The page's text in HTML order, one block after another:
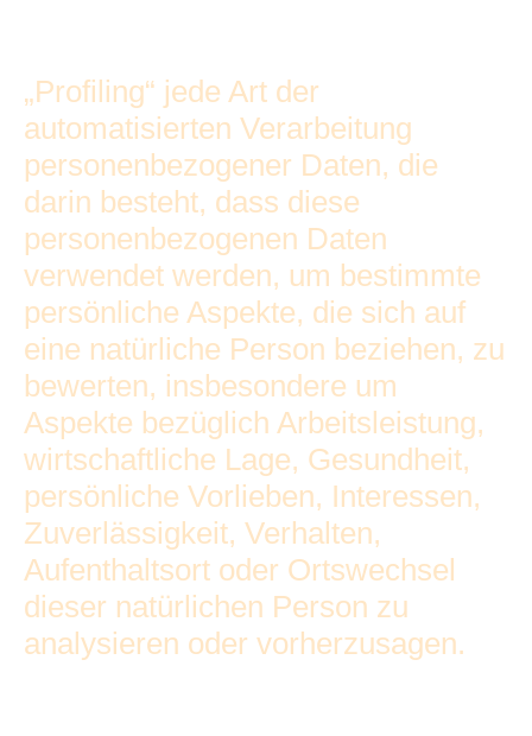
„Profiling“ jede Art der
automatisierten Verarbeitung
personenbezogener Daten, die
darin besteht, dass diese
personenbezogenen Daten
verwendet werden, um bestimmte
persönliche Aspekte, die sich auf
eine natürliche Person beziehen, zu
bewerten, insbesondere um
Aspekte bezüglich Arbeitsleistung,
wirtschaftliche Lage, Gesundheit,
persönliche Vorlieben, Interessen,
Zuverlässigkeit, Verhalten,
Aufenthaltsort oder Ortswechsel
dieser natürlichen Person zu
analysieren oder vorherzusagen.